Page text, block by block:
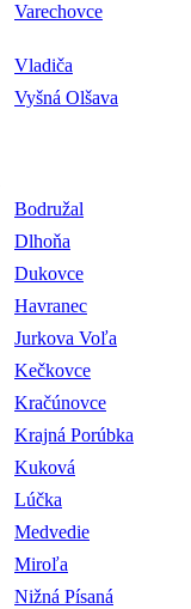
Varechovce
Vladiča
Vyšná Olšava
Bodružal
Dlhoňa
Dukovce
Havranec
Jurkova Voľa
Kečkovce
Kračúnovce
Krajná Porúbka
Kuková
Lúčka
Medvedie
Miroľa
Nižná Písaná